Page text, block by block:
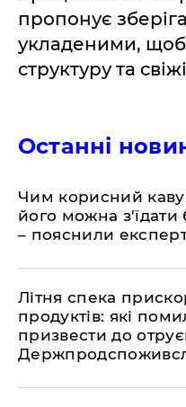
пропонує
укладеними, щоб
структуру та
Останні
Чим корисний
його можна
– пояснили
Літня спека
продуктів: які
призвести до